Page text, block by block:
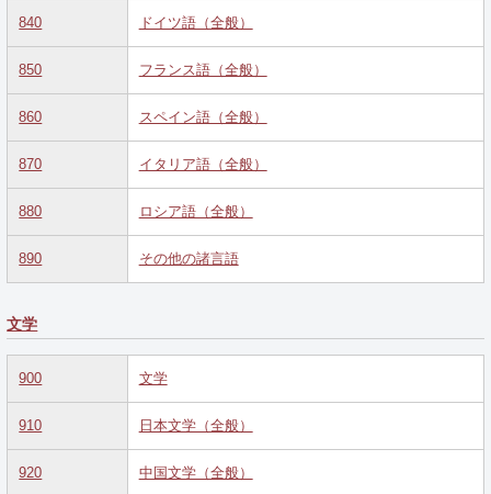
840 ドイツ語（全般）
850 フランス語（全般）
860 スペイン語（全般）
870 イタリア語（全般）
880 ロシア語（全般）
890 その他の諸言語
文学
900 文学
910 日本文学（全般）
920 中国文学（全般）